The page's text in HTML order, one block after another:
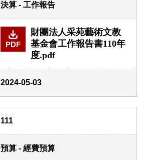
決算 - 工作報告
PDF
財團法人采苑藝術文教
基金會工作報告書110年
度.pdf
2024-05-03
111
預算 - 經費預算